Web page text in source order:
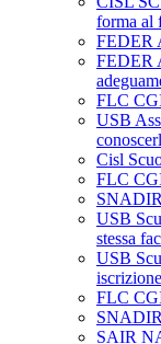
forma al
FEDER
FEDER
FLC
USB
Cisl
FLC
USB
stessa
USB
FLC
SAIR